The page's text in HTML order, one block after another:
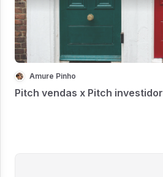
Amure Pinho
Pitch vendas x Pitch investidor